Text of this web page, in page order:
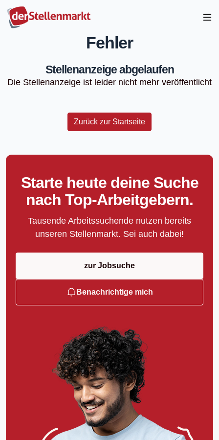
Fehler
Stellenanzeige abgelaufen
Die Stellenanzeige ist leider nicht mehr veröffentlicht
Zurück zur Startseite
Starte heute deine Suche
nach Top-Arbeitgebern.
Tausende Arbeitssuchende nutzen bereits
unseren Stellenmarkt. Sei auch dabei!
zur Jobsuche
Benachrichtige mich